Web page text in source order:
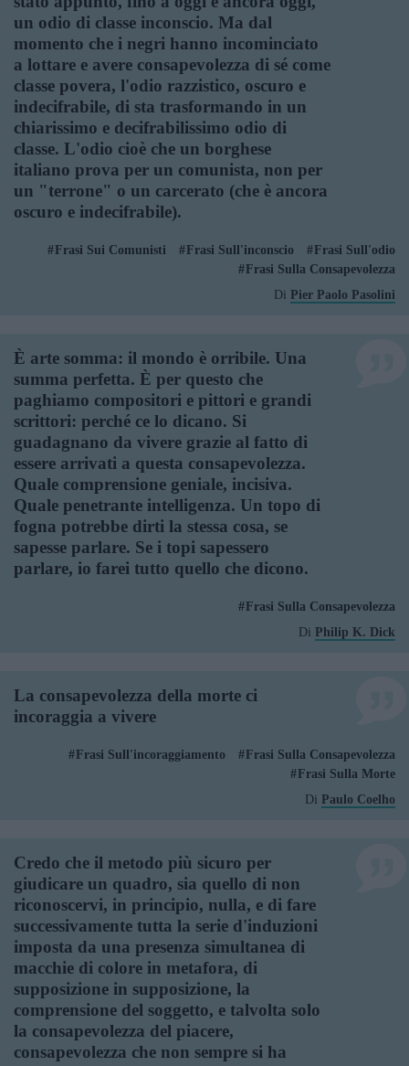
un odio di classe inconscio. Ma dal
momento che i negri hanno incominciato
a lottare e avere consapevolezza di sé come
classe povera, l'odio razzistico, oscuro e
indecifrabile, di sta trasformando in un
chiarissimo e decifrabilissimo odio di
classe. L'odio cioè che un borghese
italiano prova per un comunista, non per
un "terrone" o un carcerato (che è ancora
oscuro e indecifrabile).
Frasi Sui Comunisti Frasi Sull'inconscio
Frasi Sull'odio
Frasi Sulla Consapevolezza
Di Pier Paolo Pasolini
È arte somma: il mondo è orribile. Una
summa perfetta. È per questo che
paghiamo compositori e pittori e grandi
scrittori: perché ce lo dicano. Si
guadagnano da vivere grazie al fatto di
essere arrivati a questa consapevolezza.
Quale comprensione geniale, incisiva.
Quale penetrante intelligenza. Un topo di
fogna potrebbe dirti la stessa cosa, se
sapesse parlare. Se i topi sapessero
parlare, io farei tutto quello che dicono.
Frasi Sulla Consapevolezza
Di Philip K. Dick
La consapevolezza della morte ci
incoraggia a vivere
Frasi Sull'incoraggiamento
Frasi Sulla Consapevolezza
Frasi Sulla Morte
Di Paulo Coelho
Credo che il metodo più sicuro per
giudicare un quadro, sia quello di non
riconoscervi, in principio, nulla, e di fare
successivamente tutta la serie d'induzioni
imposta da una presenza simultanea di
macchie di colore in metafora, di
supposizione in supposizione, la
comprensione del soggetto, e talvolta solo
la consapevolezza del piacere,
consapevolezza che non sempre si ha